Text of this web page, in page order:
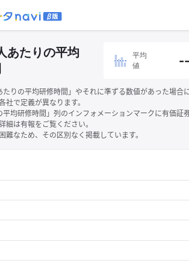
あたりの平均
平均
値
--
たりの平均研修時間」やそれに準ずる数値があった場合
社で定義が異なります。
平均研修時間」列のインフォメーションマークに有価証
細は有報をご覧ください。
難なため、その区別なく掲載しています。